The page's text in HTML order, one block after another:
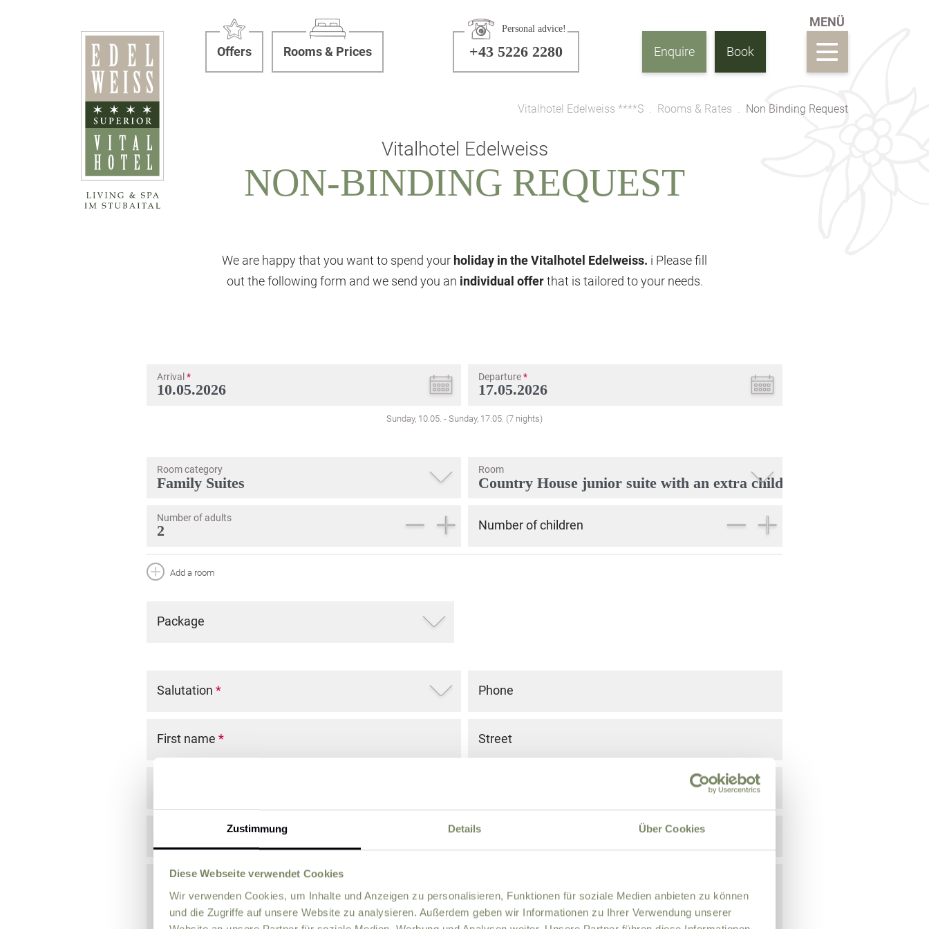
Zustimmung Details Über Cookies
Diese Webseite verwendet Cookies
Wir verwenden Cookies, um Inhalte und Anzeigen zu personalisieren, Funktionen für soziale Medien anbieten zu können
und die Zugriffe auf unsere Website zu analysieren. Außerdem geben wir Informationen zu Ihrer Verwendung unserer
Offers Rooms & Prices
Personal advice!
+43 5226 2280 Enquire Book
Vitalhotel Edelweiss ****S Rooms & Rates Non Binding Request
Vitalhotel Edelweiss
NON-BINDING REQUEST
We are happy that you want to spend your holiday in the Vitalhotel Edelweiss. i Please fill
out the following form and we send you an individual offerthat is tailored to your needs.
Arrival * Departure*
Sunday, 10.05. - Sunday, 17.05. (7 nights)
Room category Room
Number of adults Number of children
Add a room
Package
Salutation *
First name *
Phone
Street
Country
Comment